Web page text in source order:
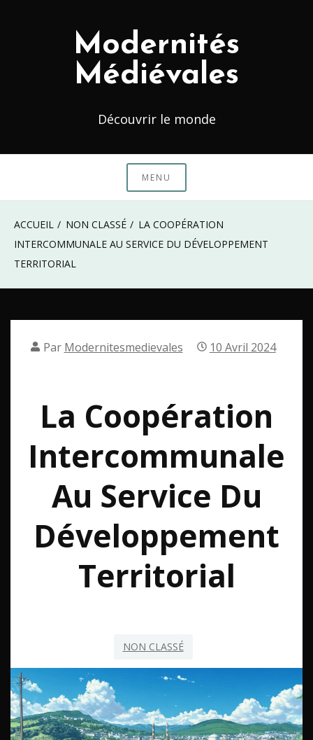
Modernités
Médiévales
Découvrir le monde
MENU
ACCUEIL NON CLASSÉ
LA COOPÉRATION
INTERCOMMUNALE AU SERVICE DU DÉVELOPPEMENT
TERRITORIAL
Par Modernitesmedievales 10 Avril 2024
La Coopération
Intercommunale
Au Service Du
Développement
Territorial
NON CLASSÉ